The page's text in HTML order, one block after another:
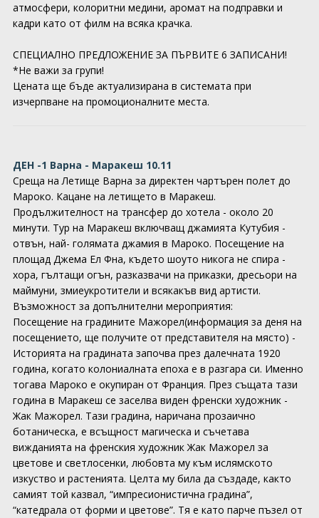
атмосфери, колоритни медини, аромат на подправки и
кадри като от филм на всяка крачка.
СПЕЦИАЛНО ПРЕДЛОЖЕНИЕ ЗА ПЪРВИТЕ 6 ЗАПИСАНИ!
*Не важи за групи!
Цената ще бъде актуализирана в системата при
изчерпване на промоционалните места.
ДЕН -1 Варна - Маракеш 10.11
Среща на Летище Варна за директен чартърен полет до
Мароко. Кацане на летището в Маракеш.
Продължителност на трансфер до хотела - около 20
минути. Тур на Маракеш включващ джамията Кутубия -
отвън, най- голямата джамия в Мароко. Посещение на
площад Джема Ел Фна, където шоуто никога не спира -
хора, гълтащи огън, разказвачи на приказки, дресьори на
маймуни, змиеукротители и всякакъв вид артисти.
Възможност за допълнителни мероприятия:
Посещение на градините Мажорел(информация за деня на
посещението, ще получите от представителя на място) -
Историята на градината започва през далечната 1920
година, когато колониалната епоха е в разгара си. Именно
тогава Мароко е окупиран от Франция. През същата тази
година в Маракеш се заселва виден френски художник -
Жак Мажорел. Тази градина, наричана прозаично
ботаническа, е всъщност магическа и съчетава
вижданията на френския художник Жак Мажорел за
цветове и светлосенки, любовта му към ислямското
изкуство и растенията. Целта му била да създаде, както
самият той казвал, “импресионистична градина”,
“катедрала от форми и цветове”. Тя е като парче пъзел от